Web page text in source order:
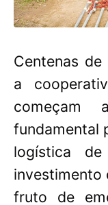
Centenas
a
começam
fundamental
logística de
investimento
fruto de